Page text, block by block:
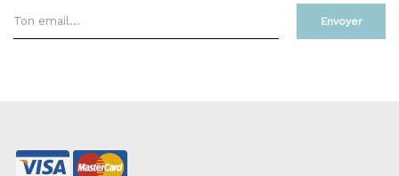
Envoyer